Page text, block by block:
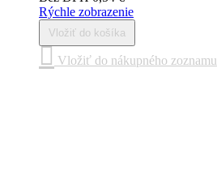
Rýchle zobrazenie
Vložiť do košíka
Vložiť do nákupného zoznamu